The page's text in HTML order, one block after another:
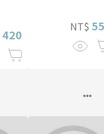
420
NT$